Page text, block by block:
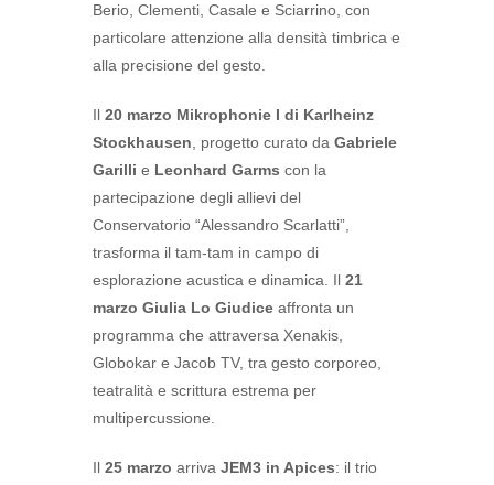
Berio, Clementi, Casale e Sciarrino, con
particolare attenzione alla densità timbrica e
alla precisione del gesto.
Il 20 marzo Mikrophonie I di Karlheinz
Stockhausen , progetto curato da Gabriele
Garilli e Leonhard Garms con la
partecipazione degli allievi del
Conservatorio “Alessandro Scarlatti”,
trasforma il tam-tam in campo di
esplorazione acustica e dinamica. Il 21
marzo Giulia Lo Giudice affronta un
programma che attraversa Xenakis,
Globokar e Jacob TV, tra gesto corporeo,
teatralità e scrittura estrema per
multipercussione.
Il 25 marzo arriva JEM3 in Apices: il trio